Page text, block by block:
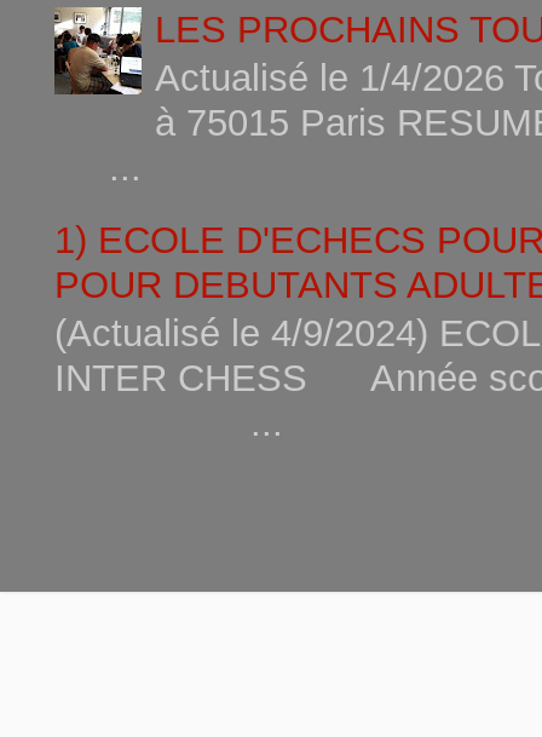
LES PROCHAINS
Actualisé le 1/4/2026
à 75015
...
1) ECOLE D'ECHECS
POUR DEBUTANTS
(Actualisé le 4/9/2024)
INTER CHESS Année
...